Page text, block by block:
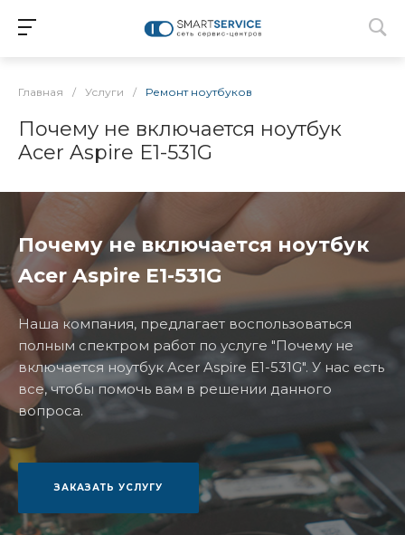
Главная / Услуги / Ремонт ноутбуков
Почему не включается ноутбук
Acer Aspire E1-531G
Почему не включается ноутбук
Acer Aspire E1-531G
Наша компания, предлагает воспользоваться
полным спектром работ по услуге "Почему не
включается ноутбук Acer Aspire E1-531G". У нас есть
все, чтобы помочь вам в решении данного
вопроса.
ЗАКАЗАТЬ УСЛУГУ